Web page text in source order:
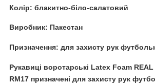
Колір: блакитно-біло-салатовий
Виробник: Пакестан
Призначення: для захисту рук
Рукавиці воротарські Latex Foam
RM17 призначені для захисту рук